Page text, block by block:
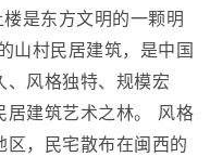
是东方文明的一颗明
山村民居建筑，是中国
、风格独特、规模宏
居建筑艺术之林。 风格
，民宅散布在闽西的